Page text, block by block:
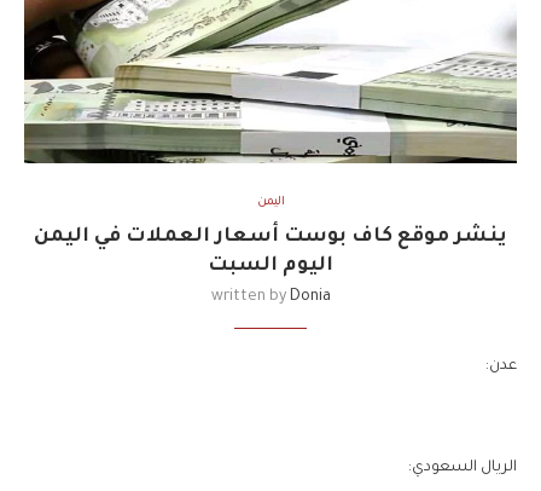
اليمن
ينشر موقع كاف بوست أسعار العملات في اليمن
اليوم السبت
written by Donia
عدن:
الريال السعودي: